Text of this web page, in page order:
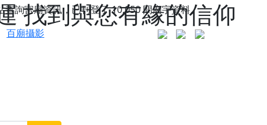
找到與您有緣的信仰
查詢宮廟資訊，已刊登了10,050間廟宇資料。
百廟攝影